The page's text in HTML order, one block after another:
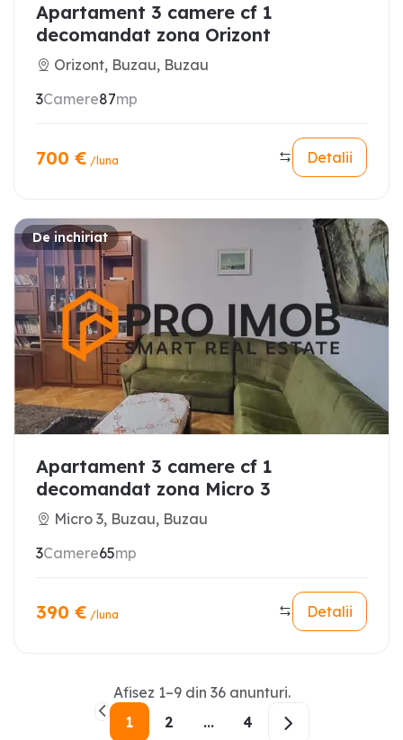
Apartament 3 camere cf 1
decomandat zona Orizont
Orizont, Buzau, Buzau
3Camere87mp
700 € /luna Detalii
De inchiriat
Apartament 3 camere cf 1
decomandat zona Micro 3
Micro 3, Buzau, Buzau
3Camere65mp
390 € /luna Detalii
Afisez 1–9din 36 anunturi.
1
2 ... 4